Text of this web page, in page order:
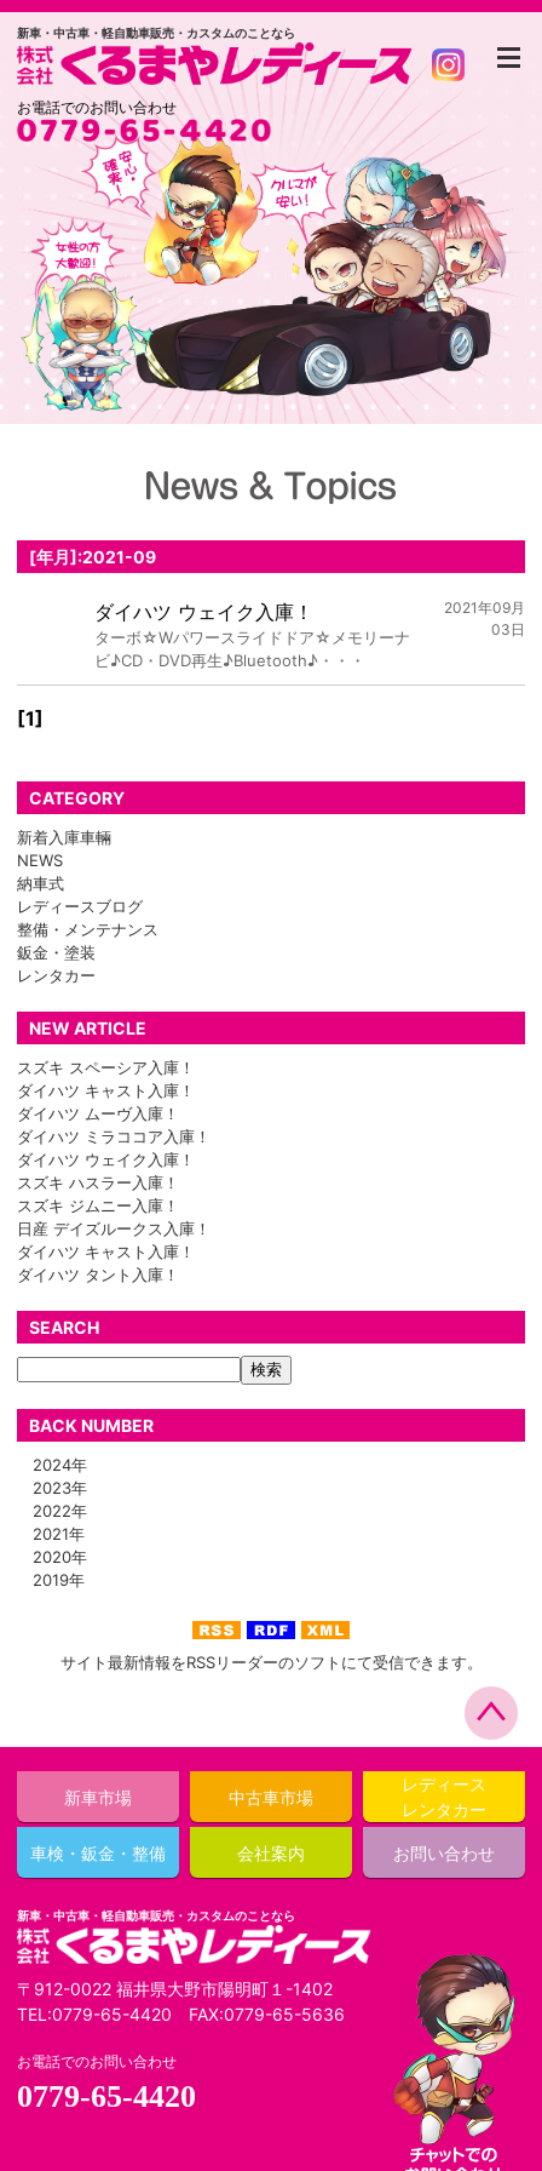
新車・中古車・軽自動車販売・カスタムのことなら
お電話でのお問い合わせ
[年月]:2021-09
ダイハツ ウェイク入庫！
ターボ☆Wパワースライドドア☆メモリーナ
ビ♪CD・DVD再生♪Bluetooth♪・・・
2021年09月
03日
[1]
CATEGORY
新着入庫車輛
NEWS
納車式
レディースブログ
整備・メンテナンス
鈑金・塗装
レンタカー
NEW ARTICLE
スズキ スペーシア入庫！
ダイハツ キャスト入庫！
ダイハツ ムーヴ入庫！
ダイハツ ミラココア入庫！
ダイハツ ウェイク入庫！
スズキ ハスラー入庫！
スズキ ジムニー入庫！
日産 デイズルークス入庫！
ダイハツ キャスト入庫！
ダイハツ タント入庫！
SEARCH
BACK NUMBER
2024年
2023年
2022年
2021年
2020年
2019年
サイト最新情報をRSSリーダーのソフトにて受信できます。
新車市場 中古車市場
レディース
レンタカー
車検・鈑金・整備 会社案内 お問い合わせ
新車・中古車・軽自動車販売・カスタムのことなら
〒912-0022 福井県大野市陽明町１-1402
TEL:0779-65-4420 FAX:0779-65-5636
お電話でのお問い合わせ
0779-65-4420